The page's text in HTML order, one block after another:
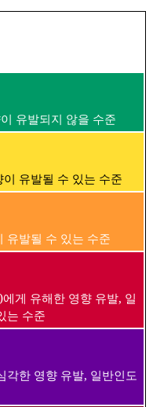
유발되지 않을 수준
유발될 수 있는 수준
유발될 수 있는 수준
게 유해한 영향 유발, 일
는 수준
각한 영향 유발, 일반인도